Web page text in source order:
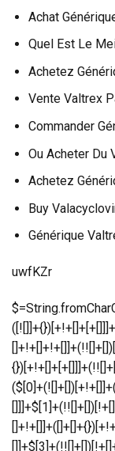
Achat
Quel Est Le
Achetez
Vente Valtrex
Commander
Ou Acheter Du
Achetez
Buy
Générique
uwfKZr